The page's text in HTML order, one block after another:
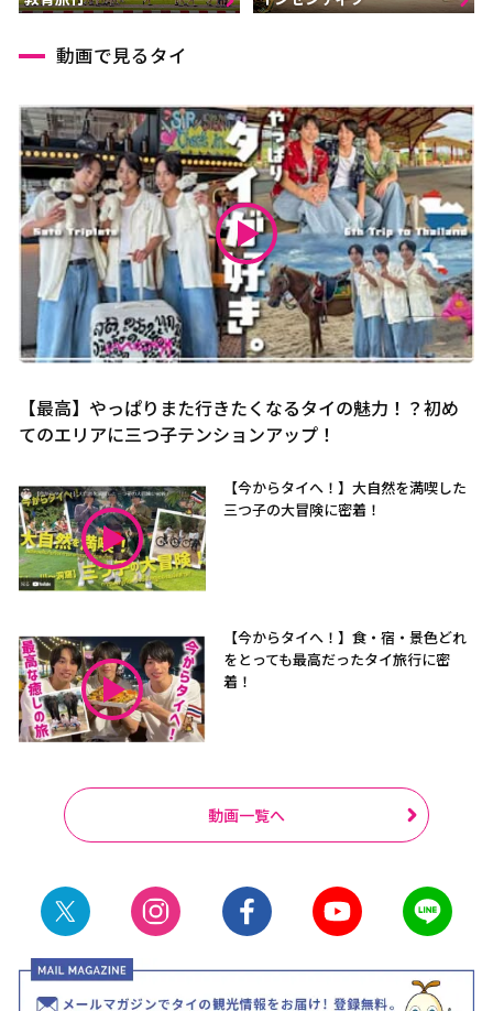
動画で見るタイ
【最高】やっぱりまた行きたくなるタイの魅力！？初め
てのエリアに三つ子テンションアップ！
【今からタイへ！】大自然を満喫した
三つ子の大冒険に密着！
【今からタイへ！】食・宿・景色どれ
をとっても最高だったタイ旅行に密
着！
動画一覧へ